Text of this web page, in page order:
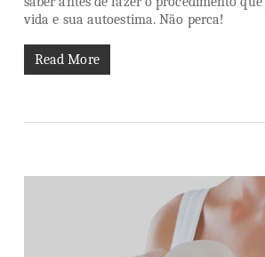
vida e sua autoestima. Não perca!
Read More